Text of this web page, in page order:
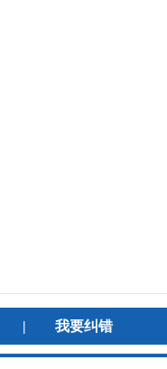
| 我要纠错